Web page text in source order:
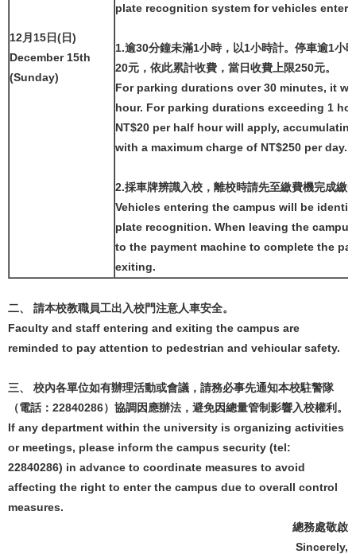
12月15日(日)
December 15th
(Sunday)
plate recognition system for vehicles
1.逾30分鐘未滿1小時，以1小時計。停車逾1小
20元，依此累計收費，當日收費上限250元。
For parking durations over 30 minutes, it
hour. For parking durations exceeding 1
NT$20 per half hour will apply,
with a maximum charge of NT$250 per day.
2.採車牌辨識入校，離校時請先至繳費機完成繳
Vehicles entering the campus will be
plate recognition. When leaving the
to the payment machine to complete the
exiting.
二、 請本校教職員工出入校門注意人車安全。
Faculty and staff entering and exiting the campus are
reminded to pay attention to pedestrian and vehicular safety.
三、 校內各單位如有辦理活動或會議，請務必事先通知本校駐警隊
（電話：22840286）協調因應辦法，避免因總量管制影響入校權利。
If any department within the university is organizing activities
or meetings, please inform the campus security (tel:
22840286) in advance to coordinate measures to avoid
affecting the right to enter the campus due to overall control
measures.
總務處敬啟
Sincerely,